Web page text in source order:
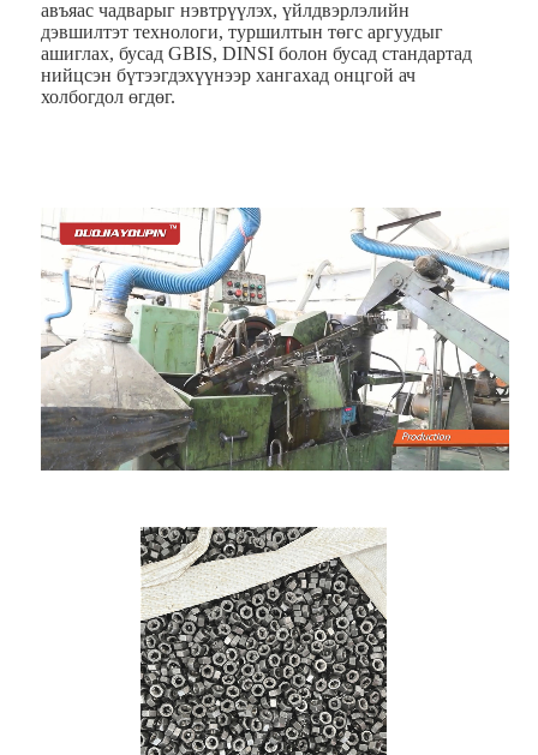
авъяас чадварыг нэвтрүүлэх, үйлдвэрлэлийн
дэвшилтэт технологи, туршилтын төгс аргуудыг
ашиглах, бусад GBIS, DINSI болон бусад стандартад
нийцсэн бүтээгдэхүүнээр хангахад онцгой ач
холбогдол өгдөг.